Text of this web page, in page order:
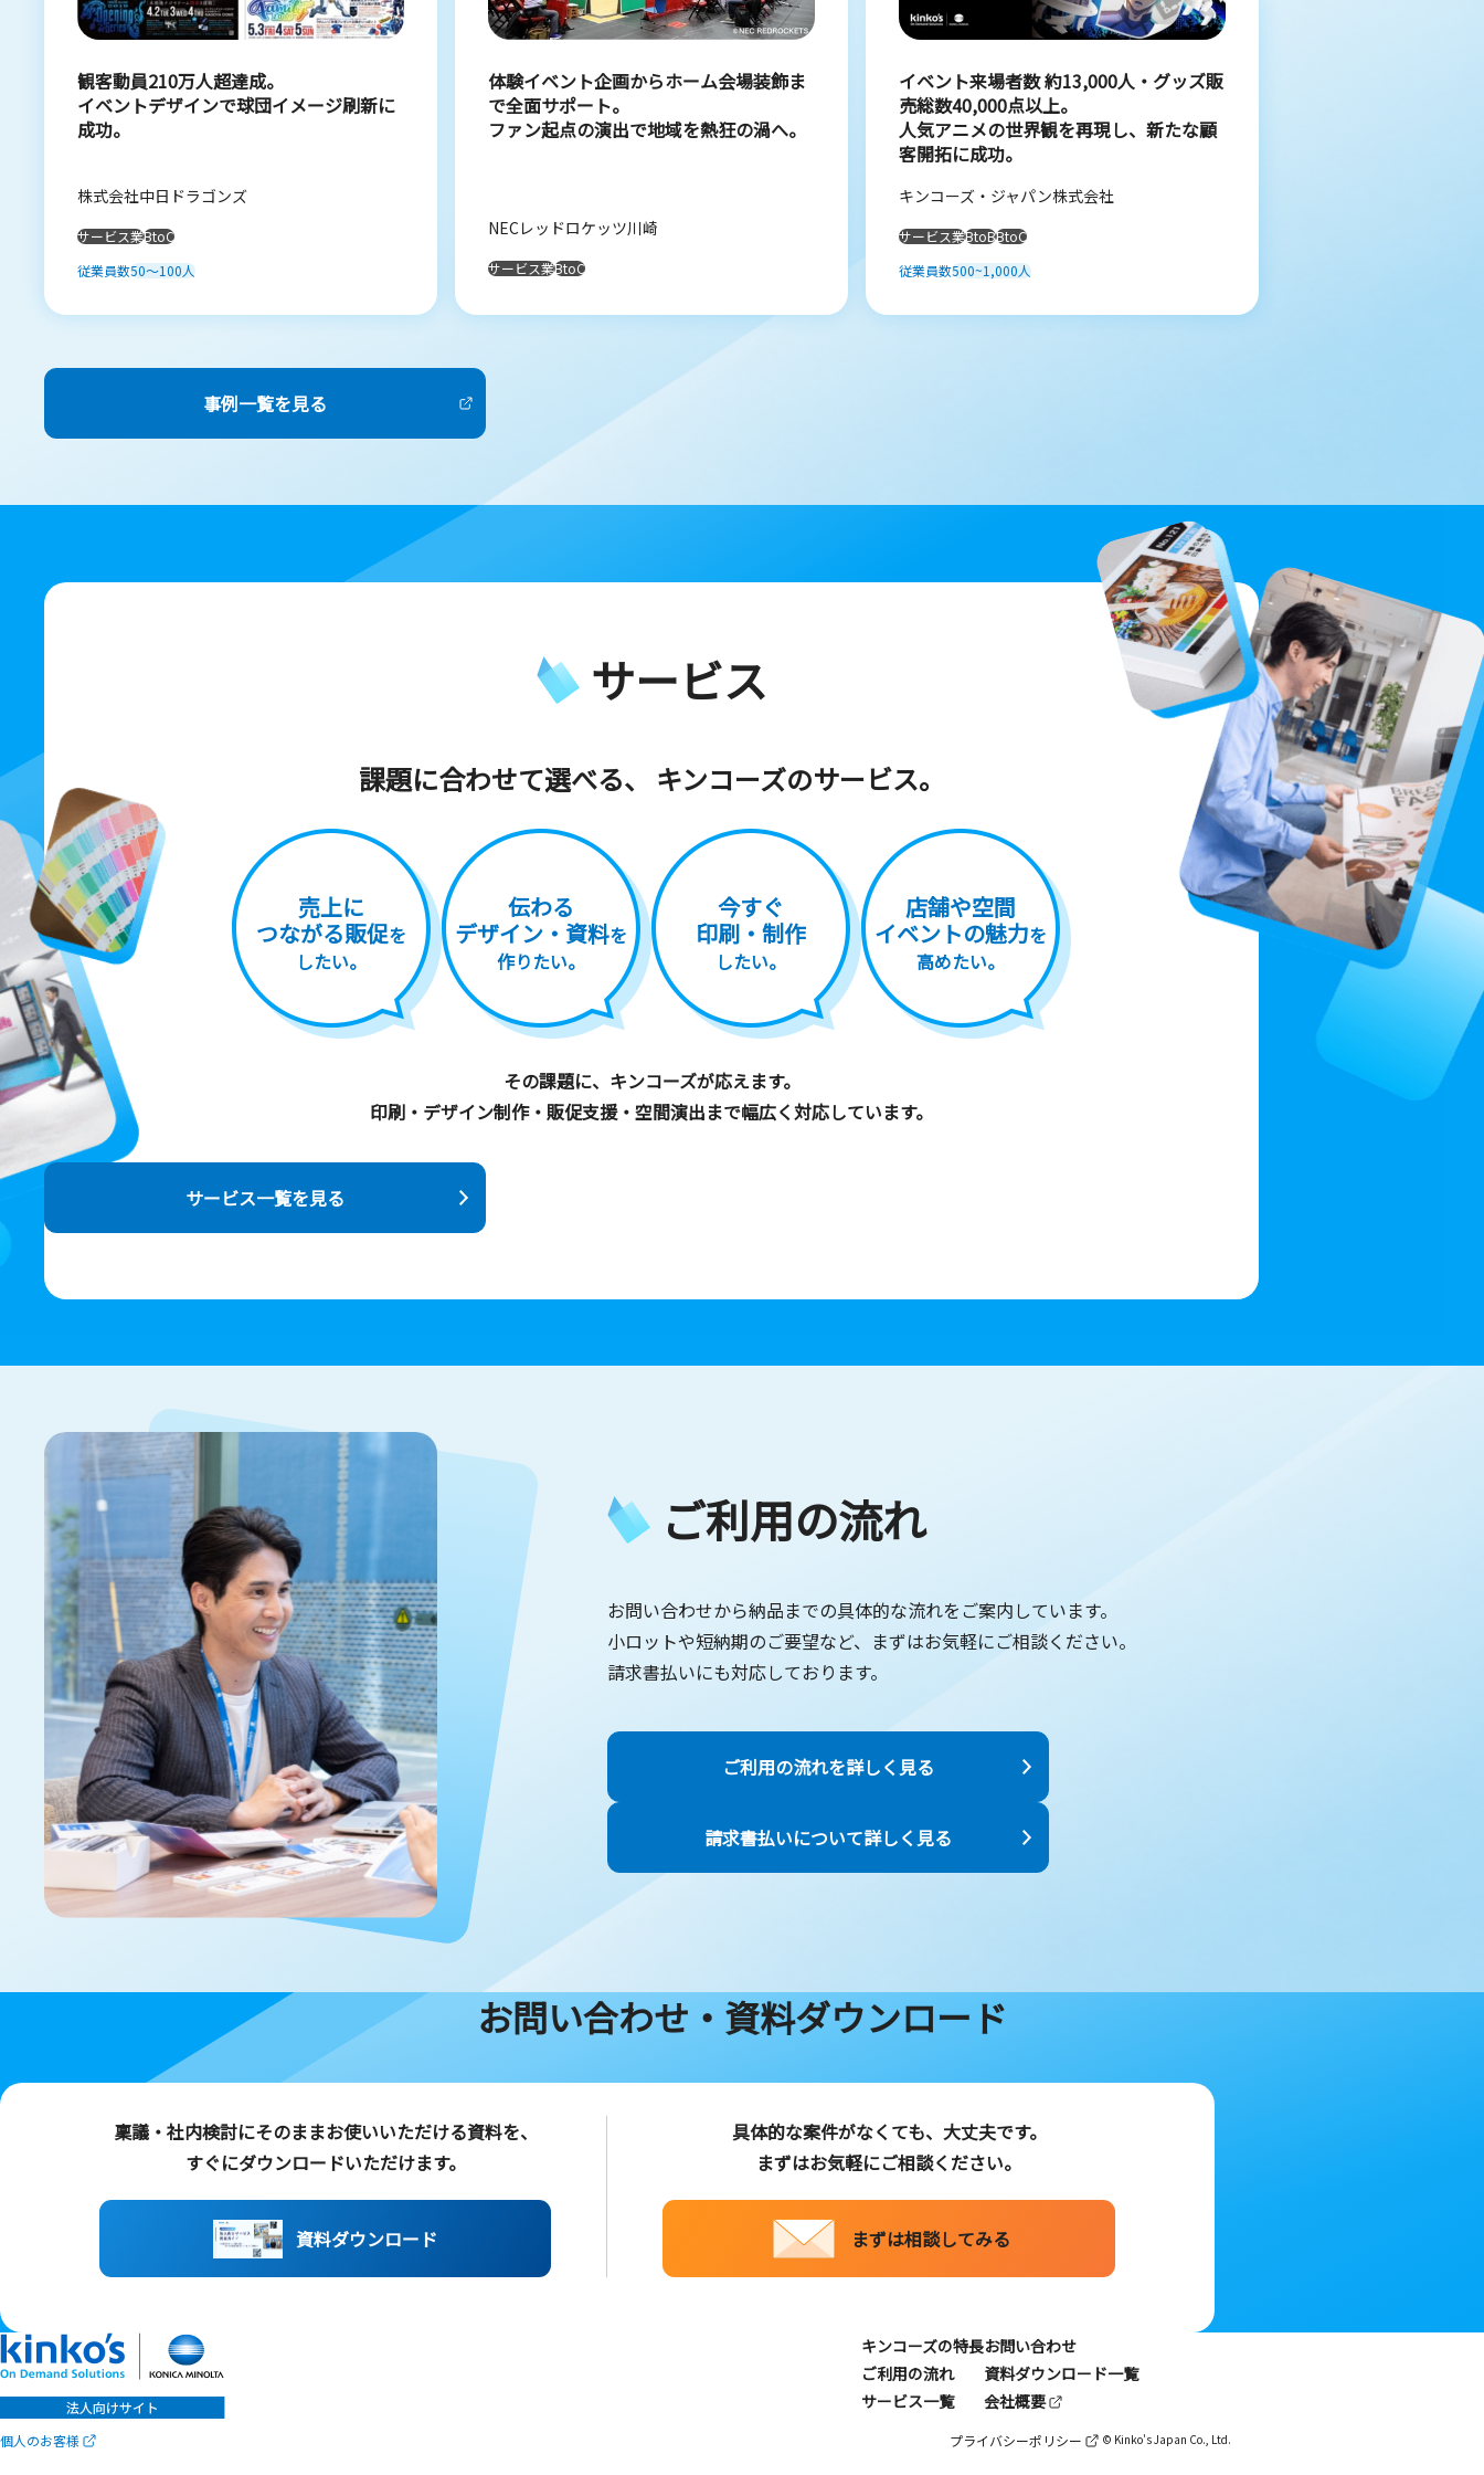
観客動員210万人超達成。
イベントデザインで球団イメージ刷新に
成功。
株式会社中日ドラゴンズ
サービス業BtoC
従業員数50～100人
体験イベント企画からホーム会場装飾ま
で全面サポート。
ファン起点の演出で地域を熱狂の渦へ。
NECレッドロケッツ川崎
サービス業BtoC
イベント来場者数 約13,000人・グッズ販
売総数40,000点以上。
人気アニメの世界観を再現し、新たな顧
客開拓に成功。
キンコーズ・ジャパン株式会社
サービス業BtoBBtoC
従業員数500~1,000人
事例一覧を見る
サービス
課題に合わせて選べる、 キンコーズのサービス。
売上に
つながる販促を
したい。
伝わる
デザイン・資料を
作りたい。
今すぐ
印刷・制作
したい。
店舗や空間
イベントの魅力を
高めたい。
その課題に、キンコーズが応えます。
印刷・デザイン制作・販促支援・空間演出まで幅広く対応しています。
サービス一覧を見る
ご利用の流れ
お問い合わせから納品までの具体的な流れをご案内しています。
小ロットや短納期のご要望など、まずはお気軽にご相談ください。
請求書払いにも対応しております。
ご利用の流れを詳しく見る
請求書払いについて詳しく見る
お問い合わせ・ 資料ダウンロード
稟議・社内検討にそのままお使いいただける資料を、
すぐにダウンロードいただけます。
資料ダウンロード
具体的な案件がなくても、大丈夫です。
まずはお気軽にご相談ください。
まずは相談してみる
キンコーズの特長
ご利用の流れ
サービス一覧
お問い合わせ
資料ダウンロード一覧
会社概要
個人のお客様 プライバシーポリシー © Kinko's Japan Co., Ltd.